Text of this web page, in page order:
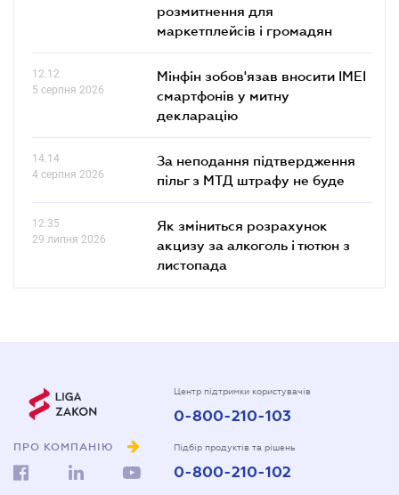
розмитнення для
маркетплейсів і громадян
12.12
5 серпня 2026
Мінфін зобов'язав вносити IMEI
смартфонів у митну
декларацію
14.14
4 серпня 2026
За неподання підтвердження
пільг з МТД штрафу не буде
12.35
29 липня 2026
Як зміниться розрахунок
акцизу за алкоголь і тютюн з
листопада
ПРО КОМПАНІЮ
Центр підтримки користувачів
0-800-210-103
Підбір продуктів та рішень
0-800-210-102